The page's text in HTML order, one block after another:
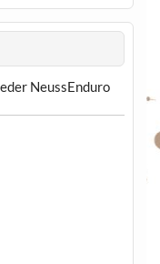
NeussEnduro